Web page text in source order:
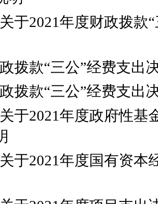
于2021年度财政拨款“
拨款“三公”经费支出
拨款“三公”经费支出
于2021年度政府性基
于2021年度国有资本